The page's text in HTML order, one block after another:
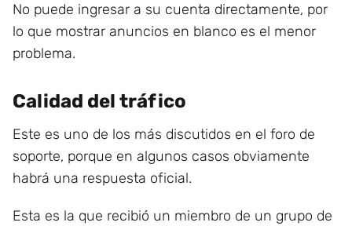
No puede ingresar a su cuenta directamente, por
lo que mostrar anuncios en blanco es el menor
problema.
Calidad del tráfico
Este es uno de los más discutidos en el foro de
soporte, porque en algunos casos obviamente
habrá una respuesta oficial.
Esta es la que recibió un miembro de un grupo de